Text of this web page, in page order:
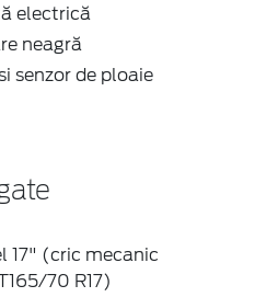
electrică
neagră
senzor de ploaie
17" (cric mecanic
70 R17)